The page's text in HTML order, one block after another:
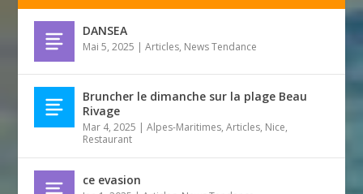
DANSEA
Mai 5, 2025 |Articles, News Tendance
Bruncher le dimanche sur la plage Beau
Rivage
Mar 4, 2025 |Alpes-Maritimes,Articles, Nice,
Restaurant
ce evasion